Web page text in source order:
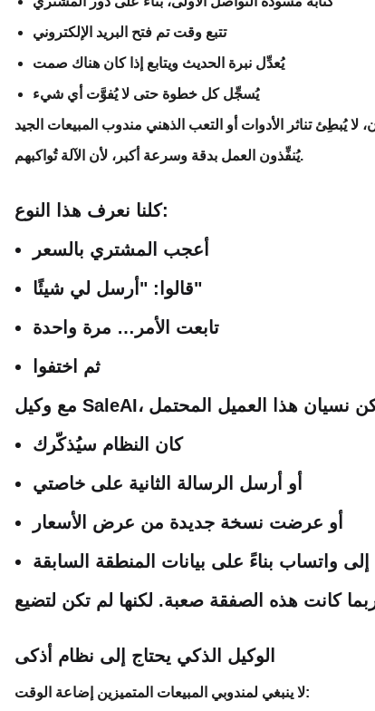
تتبع وقت تم فتح البريد الإلكتروني
يُعدِّل نبرة الحديث ويتابع إذا كان هناك صمت
يُسجِّل كل خطوة حتى لا يُفوَّت أي شيء
يُنفِّذون العمل بدقة وسرعة أكبر، لأن الآلة تُواكبهم.
كلنا نعرف هذا النوع:
أعجب المشتري بالسعر
قالوا: "أرسل لي شيئًا"
تابعت الأمر… مرة واحدة
ثم اختفوا
كان النظام سيُذكّرك
أو أرسل الرسالة الثانية على خاصتي
أو عرضت نسخة جديدة من عرض الأسعار
إلى واتساب بناءً على بيانات المنطقة السابقة
الوكيل الذكي يحتاج إلى نظام أذكى
لا ينبغي لمندوبي المبيعات المتميزين إضاعة الوقت: